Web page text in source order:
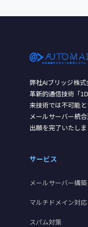
弊社AIブリッジ株
革新的通信技術「
来技術では不可能
メールサーバー統
出願を完了いたしま
サービス
メールサーバー構築
マルチドメイン対応
スパム対策